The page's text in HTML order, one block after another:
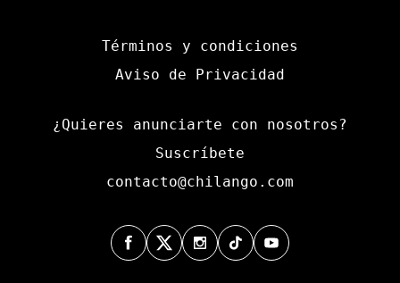
Términos y condiciones
Aviso de Privacidad
¿Quieres anunciarte con nosotros?
Suscríbete
contacto@chilango.com